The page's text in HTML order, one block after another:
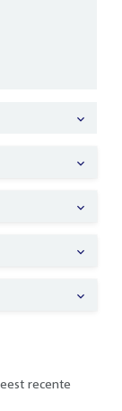
recente